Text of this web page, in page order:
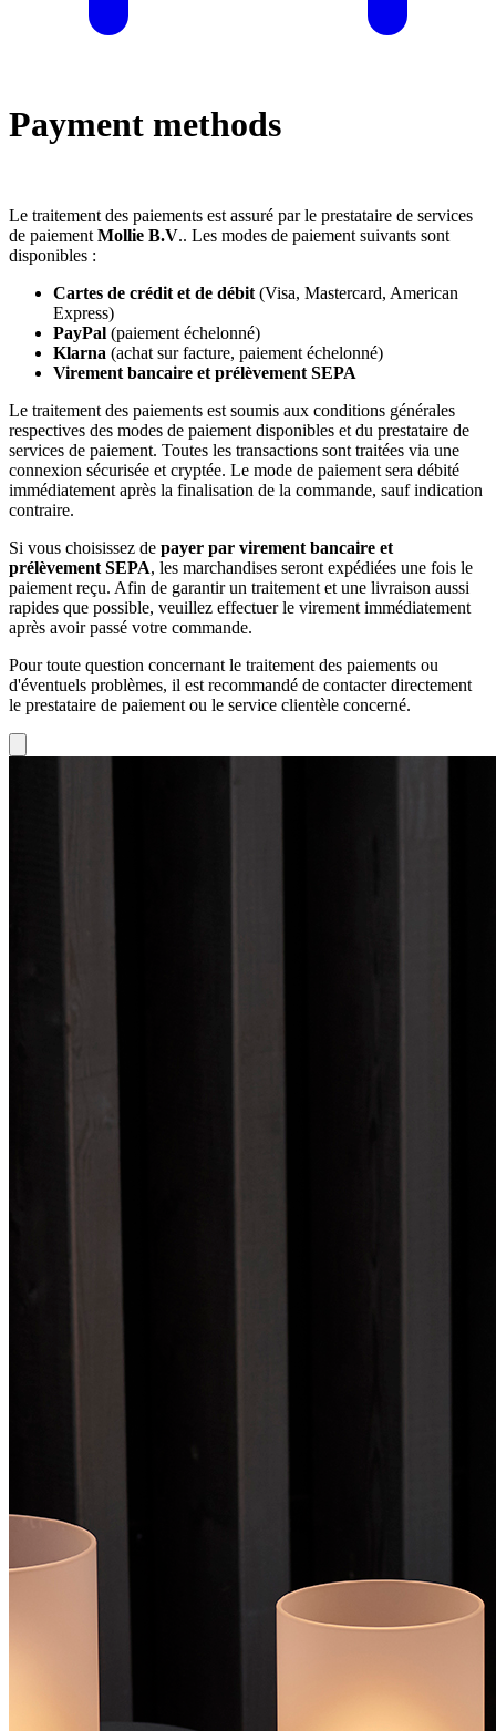
Payment methods
Le traitement des paiements est assuré par le prestataire de services
de paiement Mollie B.V.. Les modes de paiement suivants sont
disponibles :
Cartes de crédit et de débit (Visa, Mastercard, American
Express)
PayPal (paiement échelonné)
Klarna (achat sur facture, paiement échelonné)
Virement bancaire et prélèvement SEPA
Le traitement des paiements est soumis aux conditions générales
respectives des modes de paiement disponibles et du prestataire de
services de paiement. Toutes les transactions sont traitées via une
connexion sécurisée et cryptée. Le mode de paiement sera débité
immédiatement après la finalisation de la commande, sauf indication
contraire.
Si vous choisissez de payer par virement bancaire et
prélèvement SEPA, les marchandises seront expédiées une fois le
paiement reçu. Afin de garantir un traitement et une livraison aussi
rapides que possible, veuillez effectuer le virement immédiatement
après avoir passé votre commande.
Pour toute question concernant le traitement des paiements ou
d'éventuels problèmes, il est recommandé de contacter directement
le prestataire de paiement ou le service clientèle concerné.